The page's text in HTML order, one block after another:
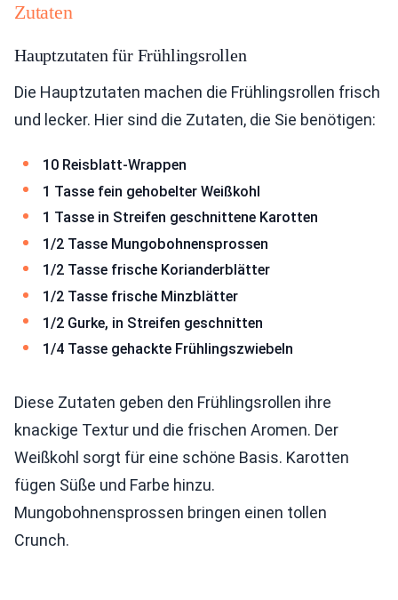
Zutaten
Hauptzutaten für Frühlingsrollen
Die Hauptzutaten machen die Frühlingsrollen frisch
und lecker. Hier sind die Zutaten, die Sie benötigen:
10 Reisblatt-Wrappen
1 Tasse fein gehobelter Weißkohl
1 Tasse in Streifen geschnittene Karotten
1/2 Tasse Mungobohnensprossen
1/2 Tasse frische Korianderblätter
1/2 Tasse frische Minzblätter
1/2 Gurke, in Streifen geschnitten
1/4 Tasse gehackte Frühlingszwiebeln
Diese Zutaten geben den Frühlingsrollen ihre
knackige Textur und die frischen Aromen. Der
Weißkohl sorgt für eine schöne Basis. Karotten
fügen Süße und Farbe hinzu.
Mungobohnensprossen bringen einen tollen
Crunch.